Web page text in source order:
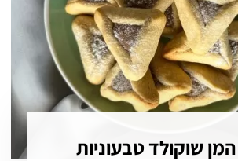
המן שוקולד טבעוניות